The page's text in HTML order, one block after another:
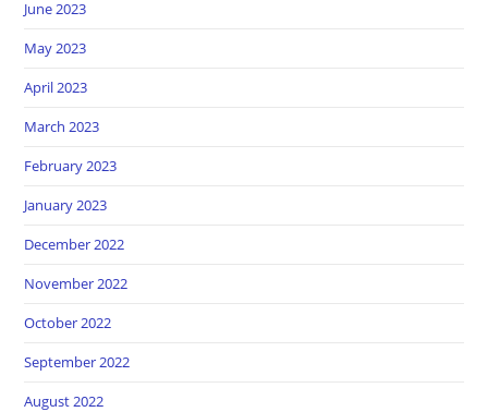
June 2023
May 2023
April 2023
March 2023
February 2023
January 2023
December 2022
November 2022
October 2022
September 2022
August 2022